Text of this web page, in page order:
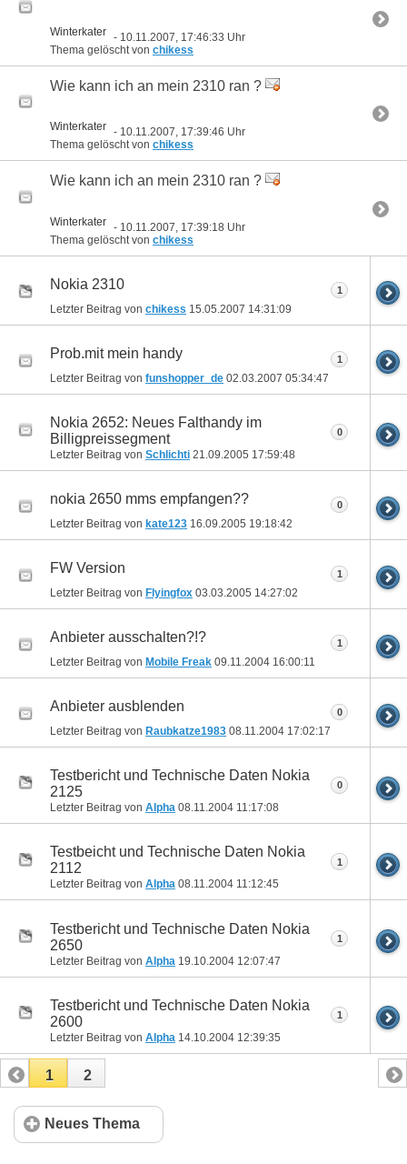
Winterkater - 10.11.2007, 17:46:33 Uhr
Thema gelöscht von chikess
Wie kann ich an mein 2310 ran ?
Winterkater - 10.11.2007, 17:39:46 Uhr
Thema gelöscht von chikess
Wie kann ich an mein 2310 ran ?
Winterkater - 10.11.2007, 17:39:18 Uhr
Thema gelöscht von chikess
Nokia 2310
Letzter Beitrag von chikess 15.05.2007 14:31:09
1
Prob.mit mein handy
Letzter Beitrag von funshopper_de 02.03.2007 05:34:47
1
Nokia 2652: Neues Falthandy im
Billigpreissegment
Letzter Beitrag von Schlichti 21.09.2005 17:59:48
0
nokia 2650 mms empfangen??
Letzter Beitrag von kate123 16.09.2005 19:18:42
0
FW Version
Letzter Beitrag von Flyingfox 03.03.2005 14:27:02
1
Anbieter ausschalten?!?
Letzter Beitrag von Mobile Freak 09.11.2004 16:00:11
1
Anbieter ausblenden
Letzter Beitrag von Raubkatze1983 08.11.2004 17:02:17
0
Testbericht und Technische Daten Nokia
2125
Letzter Beitrag von Alpha 08.11.2004 11:17:08
0
Testbeicht und Technische Daten Nokia
2112
Letzter Beitrag von Alpha 08.11.2004 11:12:45
1
Testbericht und Technische Daten Nokia
2650
Letzter Beitrag von Alpha 19.10.2004 12:07:47
1
Testbericht und Technische Daten Nokia
2600
Letzter Beitrag von Alpha 14.10.2004 12:39:35
1
1 2
Neues Thema